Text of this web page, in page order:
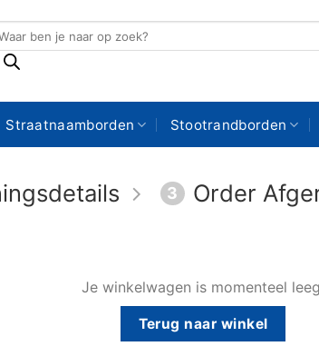
Straatnaamborden Stootrandborden
3 Order
Je winkelwagen is momenteel
Terug naar winkel